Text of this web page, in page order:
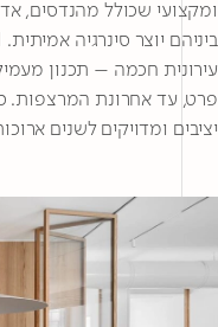
ומקצועי שכולל מהנדסים,
עירונית חכמה – תכנון
פרט, עד אחרונת המרצפות.
יציבים ומדויקים לשנים